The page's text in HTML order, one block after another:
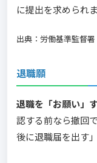
に提出を求められま
出典：労働基準監督
退職願
退職を「お願い」
認する前なら撤回
後に退職届を出す